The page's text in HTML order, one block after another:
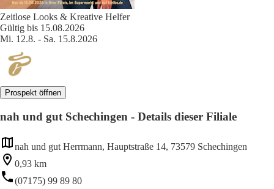
Zeitlose Looks & Kreative Helfer
Gültig bis 15.08.2026
Mi. 12.8. - Sa. 15.8.2026
Prospekt öffnen
nah und gut Schechingen - Details dieser Filiale
nah und gut Herrmann, Hauptstraße 14, 73579 Schechingen
0,93 km
(07175) 99 89 80